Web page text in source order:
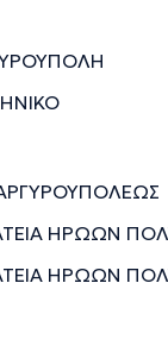
ΗΡΩΩΝ
ΗΡΩΩΝ